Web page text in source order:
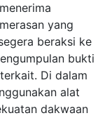
yang
beraksi ke
bukti
Di dalam
alat
dakwaan